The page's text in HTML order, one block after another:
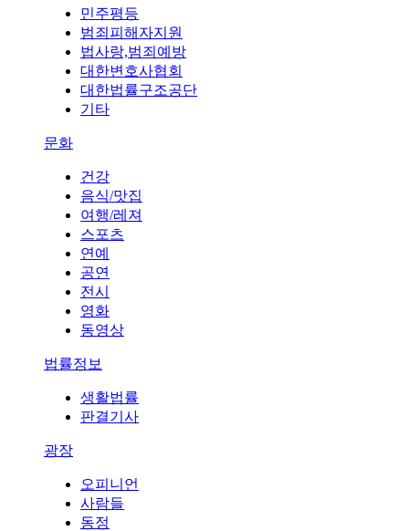
민주평등
범죄피해자지원
법사랑,범죄예방
대한변호사협회
대한법률구조공단
기타
문화
건강
음식/맛집
여행/레져
스포츠
연예
공연
전시
영화
동영상
법률정보
생활법률
판결기사
광장
오피니언
사람들
동정